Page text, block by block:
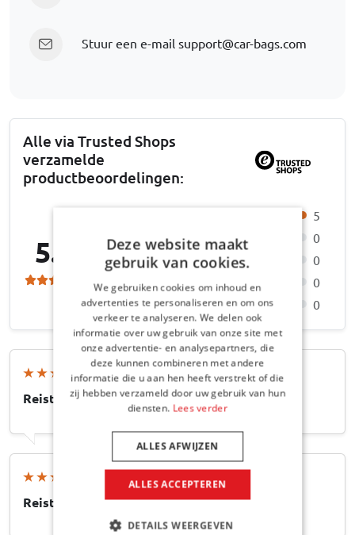
Stuur een e-mail support@car-bags.com
Alle via Trusted Shops
verzamelde
productbeoordelingen:
5.0
5
0
0
0
0
Steffen H , 23-05-2026
Reistas - 31x17 (exp. 23)x80
Reistas - 31x17 (exp. 23)x80
Deze website maakt
gebruik van cookies.
We gebruiken cookies om inhoud en
advertenties te personaliseren en om ons
verkeer te analyseren. We delen ook
informatie over uw gebruik van onze site met
onze advertentie- en analysepartners, die
deze kunnen combineren met andere
informatie die u aan hen heeft verstrekt of die
zij hebben verzameld door uw gebruik van hun
diensten. Lees verder
ALLES ACCEPTEREN
ALLES AFWIJZEN
DETAILS WEERGEVEN